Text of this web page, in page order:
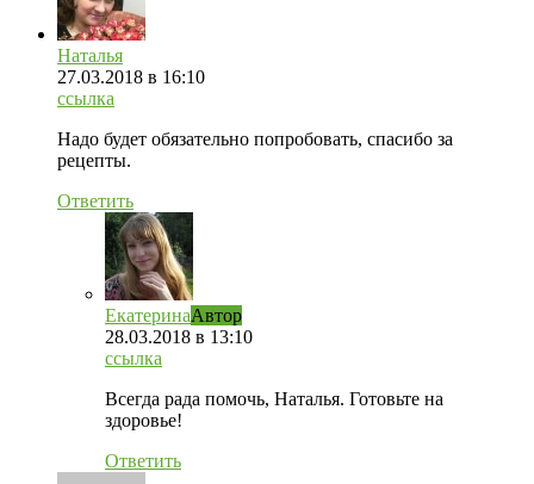
Наталья
27.03.2018 в 16:10
ссылка
Надо будет обязательно попробовать, спасибо за
рецепты.
Ответить
ЕкатеринаАвтор
28.03.2018 в 13:10
ссылка
Всегда рада помочь, Наталья. Готовьте на
здоровье!
Ответить